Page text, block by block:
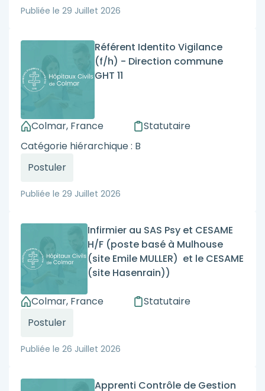
Publiée le 29 Juillet 2026
Référent Identito Vigilance
(f/h) - Direction commune
GHT 11
Colmar, France
Statutaire
Catégorie hiérarchique : B
Postuler
Publiée le 29 Juillet 2026
Infirmier au SAS Psy et CESAME
H/F (poste basé à Mulhouse
(site Emile MULLER) et le CESAME
(site Hasenrain))
Colmar, France
Statutaire
Postuler
Publiée le 26 Juillet 2026
Apprenti Contrôle de Gestion